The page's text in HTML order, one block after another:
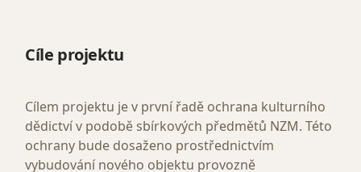
Cíle projektu
Cílem projektu je v první řadě ochrana kulturního
dědictví v podobě sbírkových předmětů NZM. Této
ochrany bude dosaženo prostřednictvím
vybudování nového objektu provozně